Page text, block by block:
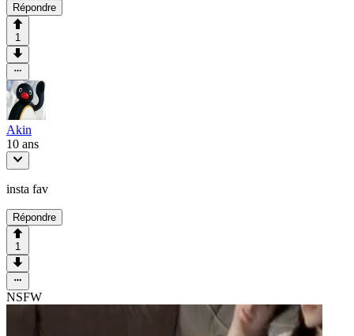
Répondre
1
Akin
10 ans
insta fav
Répondre
1
NSFW